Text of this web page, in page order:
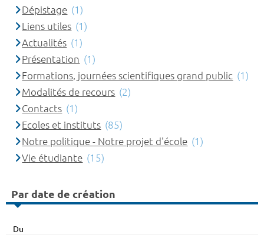
Dépistage (1)
Liens utiles (1)
Actualités (1)
Présentation (1)
Formations, journées scientifiques grand public (1)
Modalités de recours (2)
Contacts (1)
Ecoles et instituts (85)
Notre politique - Notre projet d'école (1)
Vie étudiante (15)
Par date de création
Du